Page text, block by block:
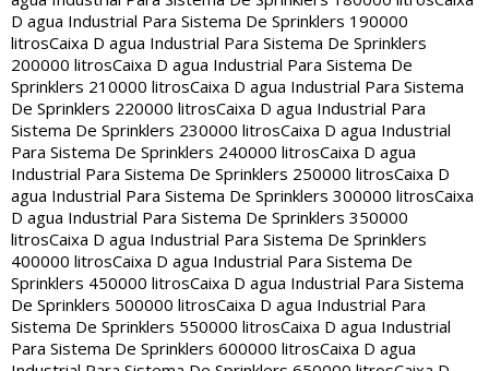
D agua Industrial Para Sistema De Sprinklers 190000
litrosCaixa D agua Industrial Para Sistema De Sprinklers
200000 litrosCaixa D agua Industrial Para Sistema De
Sprinklers 210000 litrosCaixa D agua Industrial Para Sistema
De Sprinklers 220000 litrosCaixa D agua Industrial Para
Sistema De Sprinklers 230000 litrosCaixa D agua Industrial
Para Sistema De Sprinklers 240000 litrosCaixa D agua
Industrial Para Sistema De Sprinklers 250000 litrosCaixa D
agua Industrial Para Sistema De Sprinklers 300000 litrosCaixa
D agua Industrial Para Sistema De Sprinklers 350000
litrosCaixa D agua Industrial Para Sistema De Sprinklers
400000 litrosCaixa D agua Industrial Para Sistema De
Sprinklers 450000 litrosCaixa D agua Industrial Para Sistema
De Sprinklers 500000 litrosCaixa D agua Industrial Para
Sistema De Sprinklers 550000 litrosCaixa D agua Industrial
Para Sistema De Sprinklers 600000 litrosCaixa D agua